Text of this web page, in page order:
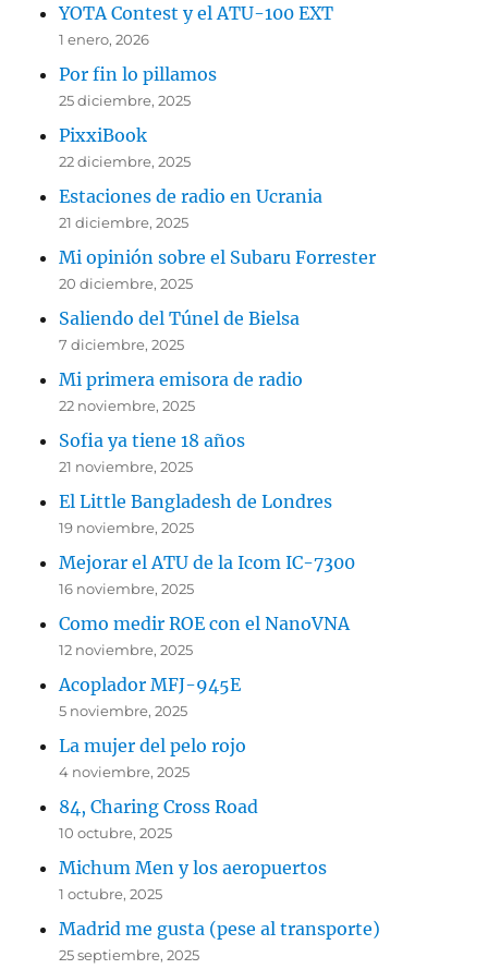
YOTA Contest y el ATU-100 EXT
1 enero, 2026
Por fin lo pillamos
25 diciembre, 2025
PixxiBook
22 diciembre, 2025
Estaciones de radio en Ucrania
21 diciembre, 2025
Mi opinión sobre el Subaru Forrester
20 diciembre, 2025
Saliendo del Túnel de Bielsa
7 diciembre, 2025
Mi primera emisora de radio
22 noviembre, 2025
Sofia ya tiene 18 años
21 noviembre, 2025
El Little Bangladesh de Londres
19 noviembre, 2025
Mejorar el ATU de la Icom IC-7300
16 noviembre, 2025
Como medir ROE con el NanoVNA
12 noviembre, 2025
Acoplador MFJ-945E
5 noviembre, 2025
La mujer del pelo rojo
4 noviembre, 2025
84, Charing Cross Road
10 octubre, 2025
Michum Men y los aeropuertos
1 octubre, 2025
Madrid me gusta (pese al transporte)
25 septiembre, 2025